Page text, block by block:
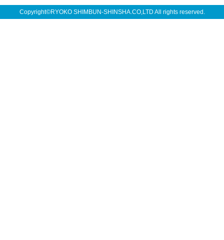
Copyright©RYOKO SHIMBUN-SHINSHA.CO,LTD All rights reserved.